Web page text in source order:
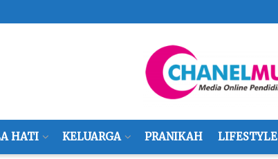
HATI KELUARGA PRANIKAH LIFESTYLE